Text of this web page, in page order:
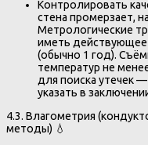
Контролировать
стена промерзает,
Метрологические
иметь действующее
(обычно 1 год).
температур не
для поиска утечек
указать в
4.3. Влагометрия
методы) 💧